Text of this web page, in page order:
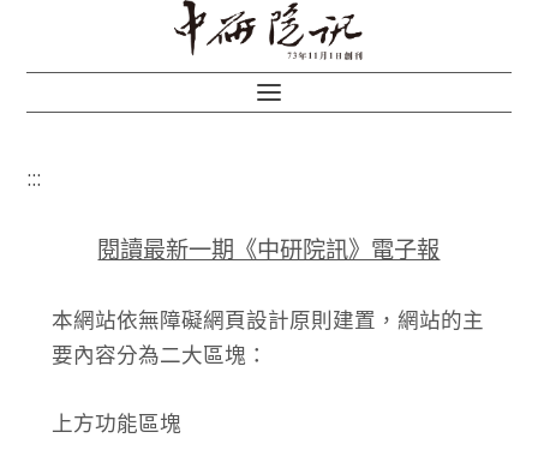
:::
閱讀最新一期《中研院訊》電子報
本網站依無障礙網頁設計原則建置，網站的主
要內容分為二大區塊：
上方功能區塊